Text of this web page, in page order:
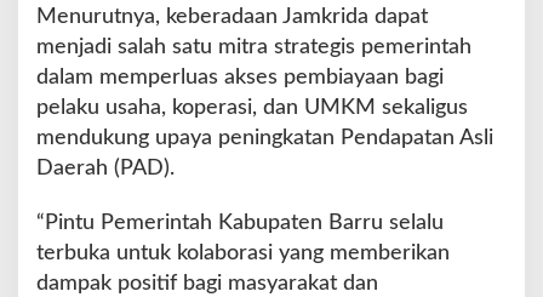
K
l
a
b
o
a
i
P
e
Menurutnya, keberadaan Jamkrida dapat
menjadi salah satu mitra strategis pemerintah
dalam memperluas akses pembiayaan bagi
pelaku usaha, koperasi, dan UMKM sekaligus
mendukung upaya peningkatan Pendapatan Asli
Daerah (PAD).
“Pintu Pemerintah Kabupaten Barru selalu
terbuka untuk kolaborasi yang memberikan
dampak positif bagi masyarakat dan